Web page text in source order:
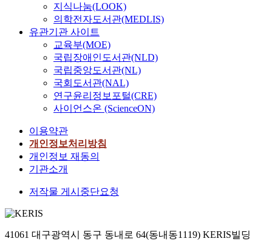
지식나눔(LOOK)
의학전자도서관(MEDLIS)
유관기관 사이트
교육부(MOE)
국립장애인도서관(NLD)
국립중앙도서관(NL)
국회도서관(NAL)
연구윤리정보포털(CRE)
사이언스온 (ScienceON)
이용약관
개인정보처리방침
개인정보 재동의
기관소개
저작물 게시중단요청
41061 대구광역시 동구 동내로 64(동내동1119) KERIS빌딩